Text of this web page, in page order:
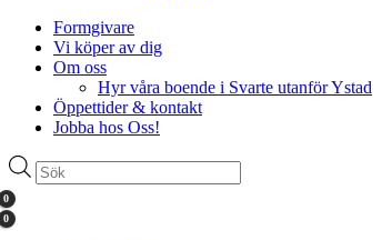
Formgivare
Vi köper av dig
Om oss
Hyr våra boende i Svarte utanför Ystad
Öppettider & kontakt
Jobba hos Oss!
Produktsökning
0
0